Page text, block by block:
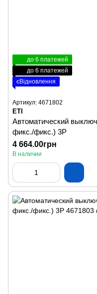
до 6 платежей
до 6 платежей
єВідновлення
Артикул: 4671802
ETI
Автоматический
фикс./фикс.) 3P
4 664.00грн
В наличии